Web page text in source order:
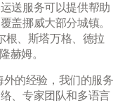
送服务可以提供帮助
盖挪威大部分城镇。
根、斯塔万格、德拉
赫姆。
的经验，我们的服务
、专家团队和多语言